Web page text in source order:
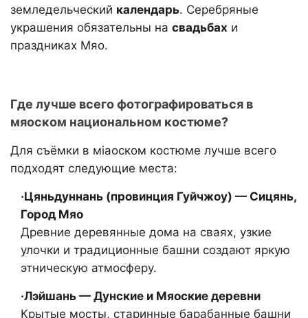
земледельческий календарь. Серебряные
украшения обязательны на свадьбах и
праздниках Мяо.
Где лучше всего фотографироваться в
мяoском национальном костюме?
Для съёмки в мiaoском костюме лучше всего
подходят следующие места:
·Цяньдуннань (провинция Гуйчжоу) — Сицянь,
Город Мяо
Древние деревянные дома на сваях, узкие
улочки и традиционные башни создают яркую
этническую атмосферу.
·Лэйшань — Дунские и Мяоские деревни
Крытые мосты, старинные барабанные башни